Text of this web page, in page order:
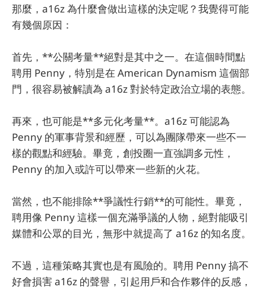
那麼，a16z 為什麼會做出這樣的決定呢？我覺得可能
有幾個原因：
首先，**公關考量**絕對是其中之一。在這個時間點
聘用 Penny，特別是在 American Dynamism 這個部
門，很容易被解讀為 a16z 對於特定政治立場的表態。
再來，也可能是**多元化考量**。a16z 可能認為
Penny 的軍事背景和經歷，可以為團隊帶來一些不一
樣的觀點和經驗。畢竟，創投圈一直強調多元性，
Penny 的加入或許可以帶來一些新的火花。
當然，也不能排除**爭議性行銷**的可能性。畢竟，
聘用像 Penny 這樣一個充滿爭議的人物，絕對能吸引
媒體和公眾的目光，無形中就提高了 a16z 的知名度。
不過，這種策略其實也是有風險的。聘用 Penny 搞不
好會損害 a16z 的聲譽，引起用戶和合作夥伴的反感，